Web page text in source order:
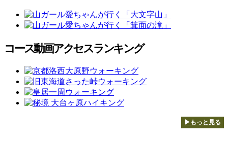
コース動画アクセスランキング
▶もっと見る